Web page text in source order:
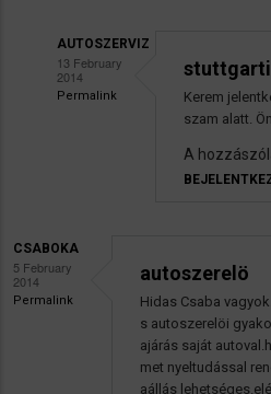
AUTOSZERVIZ
13 February
2014
Permalink
Kerem
szam alatt.
A
CSABOKA
5 February
2014
Permalink
autoszerelö
Hidas Csaba
s autoszerelöi
ajárás saját
met nyeltudással
aállás